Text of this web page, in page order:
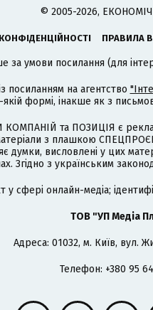
© 2005-2026,
ПРАВИЛА
за умови посилання (для
посиланням на агентство
формі, інакше як з
та ПОЗИЦІЯ є
з плашкою
думки, висловлені у цих
Згідно з українським
у сфері онлайн-медіа;
ТОВ "УП Медіа
Адреса: 01032, м. Київ, вул.
Телефон: +380 95